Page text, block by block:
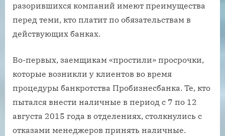
разорившихся компаний имеют преимущества
перед теми, кто платит по обязательствам в
действующих банках.
Во-первых, заемщикам «простили» просрочки,
которые возникли у клиентов во время
процедуры банкротства Пробизнесбанка. Те, кто
пытался внести наличные в период с 7 по 12
августа 2015 года в отделениях, столкнулись с
отказами менеджеров принять наличные.